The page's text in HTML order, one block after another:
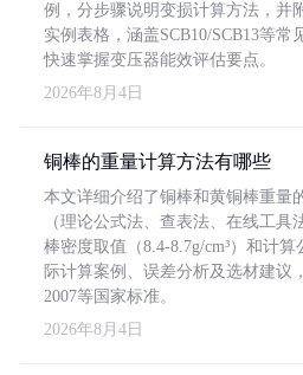
例，分步骤说明变损计算方法，并
实例表格，涵盖SCB10/SCB13等常
快速掌握变压器能效评估要点。
2026年8月4日
铜棒的重量计算方法有哪些
本文详细介绍了铜棒和黄铜棒重量
（理论公式法、查表法、在线工具
棒密度取值（8.4-8.7g/cm³）和计
际计算案例、误差分析及选材建议
2007等国家标准。
2026年8月4日